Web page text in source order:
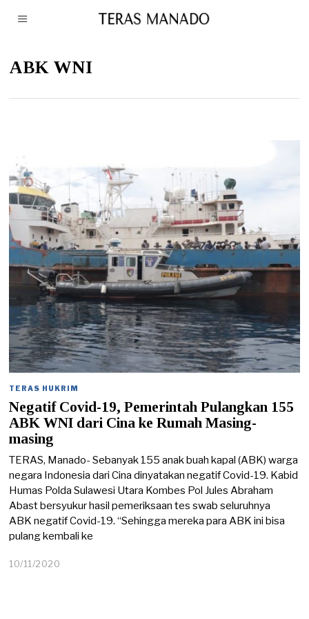
ABK WNI
TERAS HUKRIM
Negatif Covid-19, Pemerintah Pulangkan 155
ABK WNI dari Cina ke Rumah Masing-
masing
TERAS, Manado- Sebanyak 155 anak buah kapal (ABK) warga
negara Indonesia dari Cina dinyatakan negatif Covid-19. Kabid
Humas Polda Sulawesi Utara Kombes Pol Jules Abraham
Abast bersyukur hasil pemeriksaan tes swab seluruhnya
ABK negatif Covid-19. “Sehingga mereka para ABK ini bisa
pulang kembali ke
10/11/2020